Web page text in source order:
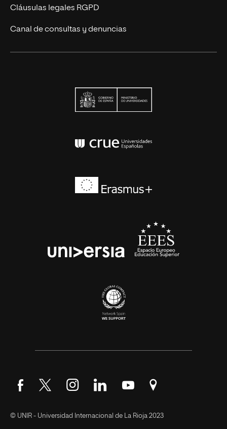
Cláusulas legales RGPD
Canal de consultas y denuncias
Síguenos en Facebook
Síguenos en Twitter
Síguenos en Instagram
Síguenos en LinkedIn
Síguenos en YouTube
Encuéntranos en
© UNIR - Universidad Internacional de La Rioja 2023